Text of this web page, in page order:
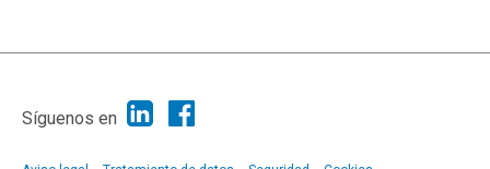
|
Síguenos en